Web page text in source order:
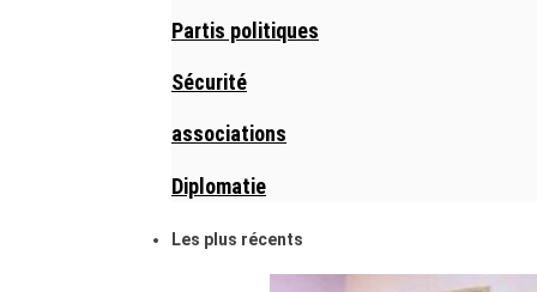
Partis politiques
Sécurité
associations
Diplomatie
Les plus récents